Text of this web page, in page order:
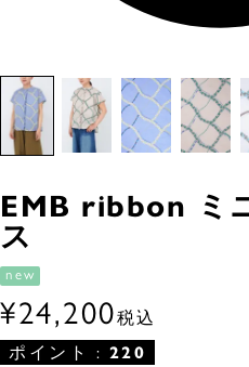
EMB ribbon ミ
ス
new
¥24,200税込
ポイント : 220